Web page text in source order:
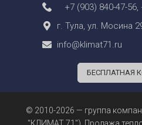
+7 (903) 840-47-56
г. Тула, ул. Мосина
info@klimat71.ru
БЕСПЛАТНАЯ
© 2010-2026 — группа
"КЛИМАТ 71"). Продажа